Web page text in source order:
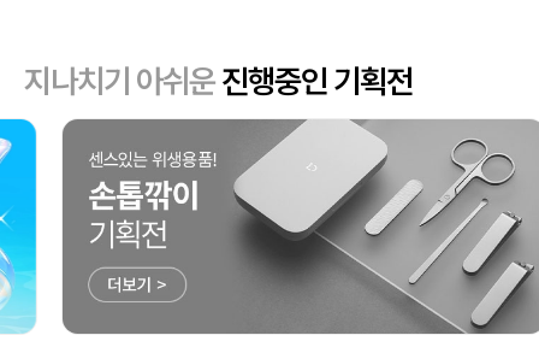
지나치기 아쉬운진행중인 기획전